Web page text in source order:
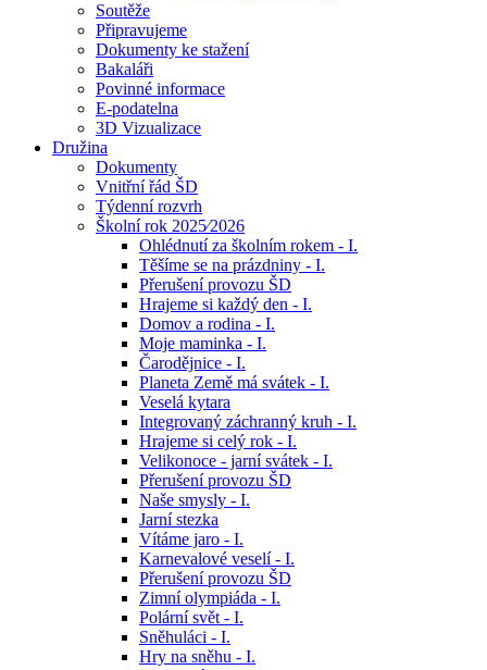
Soutěže
Připravujeme
Dokumenty ke stažení
Bakaláři
Povinné informace
E-podatelna
3D Vizualizace
Družina
Dokumenty
Vnitřní řád ŠD
Týdenní rozvrh
Školní rok 2025⁄2026
Ohlédnutí za školním rokem - I.
Těšíme se na prázdniny - I.
Přerušení provozu ŠD
Hrajeme si každý den - I.
Domov a rodina - I.
Moje maminka - I.
Čarodějnice - I.
Planeta Země má svátek - I.
Veselá kytara
Integrovaný záchranný kruh - I.
Hrajeme si celý rok - I.
Velikonoce - jarní svátek - I.
Přerušení provozu ŠD
Naše smysly - I.
Jarní stezka
Vítáme jaro - I.
Karnevalové veselí - I.
Přerušení provozu ŠD
Zimní olympiáda - I.
Polární svět - I.
Sněhuláci - I.
Hry na sněhu - I.